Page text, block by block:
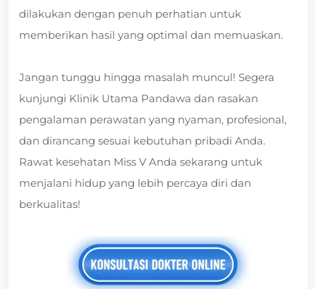
dilakukan dengan penuh perhatian untuk
memberikan hasil yang optimal dan memuaskan.
Jangan tunggu hingga masalah muncul! Segera
kunjungi Klinik Utama Pandawa dan rasakan
pengalaman perawatan yang nyaman, profesional,
dan dirancang sesuai kebutuhan pribadi Anda.
Rawat kesehatan Miss V Anda sekarang untuk
menjalani hidup yang lebih percaya diri dan
berkualitas!